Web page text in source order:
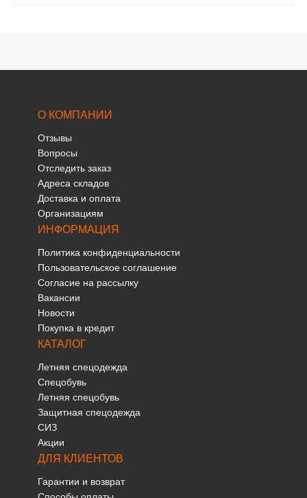
О КОМПАНИИ
Отзывы
Вопросы
Отследить заказ
Адреса складов
Доставка и оплата
Организациям
ИНФОРМАЦИЯ
Политика конфиденциальности
Пользовательское соглашение
Согласие на рассылку
Вакансии
Новости
Покупка в кредит
КАТАЛОГ
Летняя спецодежда
Спецобувь
Летняя спецобувь
Защитная спецодежда
СИЗ
Акции
ДЛЯ КЛИЕНТОВ
Гарантии и возврат